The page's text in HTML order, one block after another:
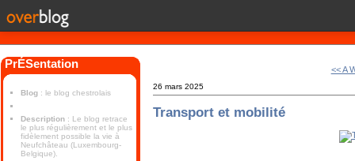
PrÉSentation
Blog : le blog chestrolais
Description : Le blog retrace
le plus régulièrement et le plus
fidèlement possible la vie à
Neufchâteau (Luxembourg-
Belgique).
<< A
26 mars 2025
Transport et mobilité